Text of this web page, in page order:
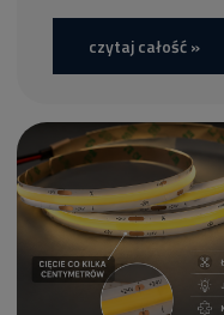
czytaj całość »